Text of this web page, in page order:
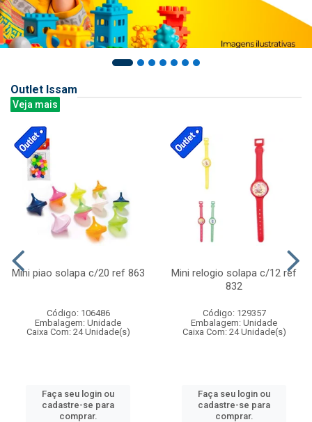
Outlet Issam
Veja mais
Mini piao solapa c/20 ref 863
Código: 106486
Embalagem: Unidade
Caixa Com: 24 Unidade(s)
Faça seu login ou
cadastre-se para
comprar.
Mini relogio solapa c/12 ref
832
Código: 129357
Embalagem: Unidade
Caixa Com: 24 Unidade(s)
Faça seu login ou
cadastre-se para
comprar.